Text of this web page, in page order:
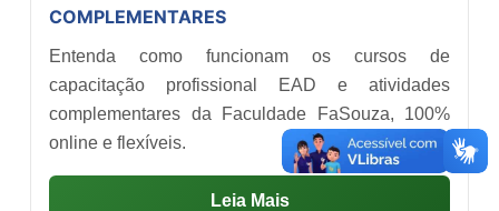
COMPLEMENTARES
Entenda como funcionam os cursos de
capacitação profissional EAD e atividades
complementares da Faculdade FaSouza, 100%
online e flexíveis.
Leia Mais